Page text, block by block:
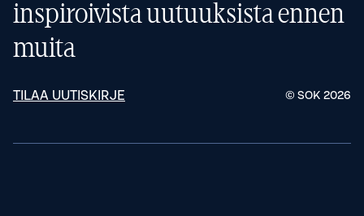
inspiroivista uutuuksista ennen
muita
TILAA UUTISKIRJE © SOK 2026